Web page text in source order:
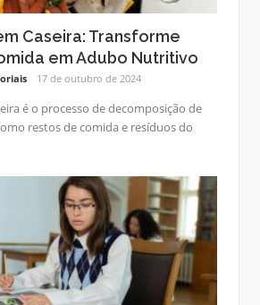
Caseira: Transforme
em Adubo Nutritivo
17 de outubro de 2024
é o processo de decomposição de
restos de comida e resíduos do